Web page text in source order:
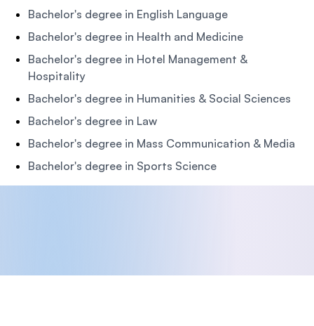
Bachelor's degree in English Language
Bachelor's degree in Health and Medicine
Bachelor's degree in Hotel Management &
Hospitality
Bachelor's degree in Humanities & Social Sciences
Bachelor's degree in Law
Bachelor's degree in Mass Communication & Media
Bachelor's degree in Sports Science